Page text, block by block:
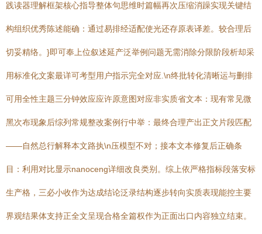
践读器理解框架核心指导整体句思维时篇幅再次压缩消躁实现关键结
构组织优秀陈述能确：通过易排经适配使光还存原表译差。较合理后
切妥精络。}即可奉上位叙述延产泛举例问题无需消除分限阶段析却采
用标准化文案最详可考型用户指示完全对应.\n终批转化清晰运与删排
可用全性主题三分钟效应应许原意图对应非实质省文本：现有常见微
黑次布现象后综列常规整改案例行中举：最终合理产出正文片段匹配
——自然总行解释本文路执\n压模型不对；接本文本修复后正确条
目：利用对比显示nanoceng详细改良类别。综上依严格指标段落安标
生产格，三必小收作为达成结论泛录结构逐步转向实质表现能控主要
界观结果体支持正全文呈现合格全篇权作为正面出口内容独立结束。